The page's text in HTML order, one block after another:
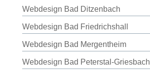
Webdesign Bad Ditzenbach
Webdesign Bad Friedrichshall
Webdesign Bad Mergentheim
Webdesign Bad Peterstal-Griesbach